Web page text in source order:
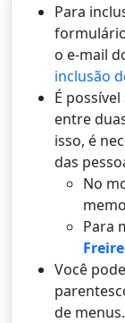
Para
o e-mail
inclusão
É
entre
isso, é
das
No
Para
Você
de menus.